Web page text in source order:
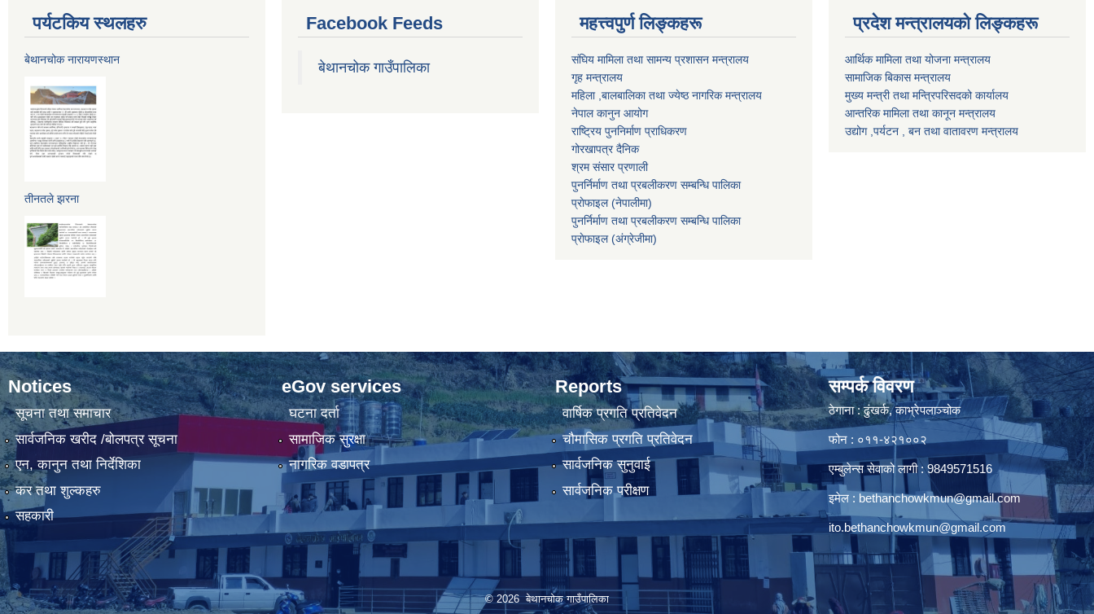
पर्यटकिय स्थलहरु
बेथानचोक नारायणस्थान
तीनतले झरना
Facebook Feeds
बेथानचोक गाउँपालिका
महत्त्वपुर्ण लिङ्कहरू
संघिय मामिला तथा सामन्य प्रशासन मन्त्रालय
गृह मन्त्रालय
महिला ,बालबालिका तथा ज्येष्ठ नागरिक मन्त्रालय
नेपाल कानुन आयोग
राष्ट्रिय पुननिर्माण प्राधिकरण
गोरखापत्र दैनिक
श्रम संसार प्रणाली
पुनर्निर्माण तथा प्रबलीकरण सम्बन्धि पालिका
प्राेफाइल (नेपालीमा)
पुनर्निर्माण तथा प्रबलीकरण सम्बन्धि पालिका
प्राेफाइल(अंग्रेजीमा)
प्रदेश मन्त्रालयको लिङ्कहरू
आर्थिक मामिला तथा योजना मन्त्रालय
सामाजिक बिकास मन्त्रालय
मुख्य मन्त्री तथा मन्त्रिपरिसदको कार्यालय
आन्तरिक मामिला तथा कानून मन्त्रालय
उद्योग ,पर्यटन , बन तथा वातावरण मन्त्रालय
Notices
सूचना तथा समाचार
सार्वजनिक खरीद /बोलपत्र सूचना
एन, कानुन तथा निर्देशिका
कर तथा शुल्कहरु
सहकारी
eGov services
घटना दर्ता
सामाजिक सुरक्षा
नागरिक वडापत्र
Reports
वार्षिक प्रगति प्रतिवेदन
चौमासिक प्रगति प्रतिवेदन
सार्वजनिक सुनुवाई
सार्वजनिक परीक्षण
सम्पर्क विवरण
ठेगाना : ढुंखर्क, काभ्रेपलाञ्चोक
फोन : ०११-४२१००२
एम्बुलेन्स सेवाको लागी : 9849571516
इमेल : bethanchowkmun@gmail.com
ito.bethanchowkmun@gmail.com
© 2026 बेथानचोक गाउँपालिका